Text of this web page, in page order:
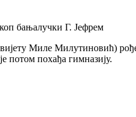
бањалучки Г. Јефрем
Миле Милутиновић)
потом похађа гимназију.